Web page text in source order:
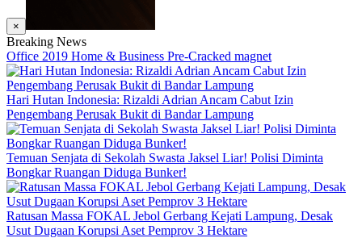
×
Breaking News
Office 2019 Home & Business Pre-Cracked magnet
Hari Hutan Indonesia: Rizaldi Adrian Ancam Cabut Izin
Pengembang Perusak Bukit di Bandar Lampung
Temuan Senjata di Sekolah Swasta Jaksel Liar! Polisi Diminta
Bongkar Ruangan Diduga Bunker!
Ratusan Massa FOKAL Jebol Gerbang Kejati Lampung, Desak
Usut Dugaan Korupsi Aset Pemprov 3 Hektare